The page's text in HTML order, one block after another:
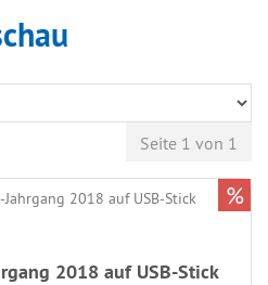
Seite 1 von 1
2018 auf USB-Stick
%